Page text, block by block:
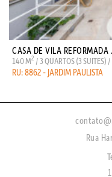
CASA DE VILA REFORMADA
140 M2 / 3 QUARTOS (3 SUITES)
RU: 8862 - JARDIM PAULISTA
Rua